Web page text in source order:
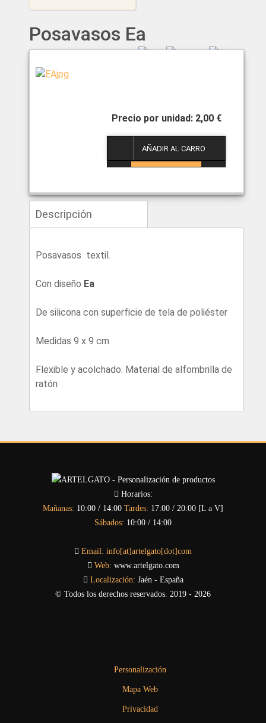
Posavasos Ea
2,00 €
Descripción
Posavasos textil.
Con diseño Ea
De silicona con superficie de tela de poliéster
Medidas 9 x 9 cm
Flexible y acolchado. Material de alfombrilla de
ratón
Horarios:
Mañanas: 10:00 / 14:00 Tardes: 17:00 / 20:00 [L a V]
Sábados: 10:00 / 14:00
Email: info[at]artelgato[dot]com
Web: www.artelgato.com
Localización: Jaén - España
© Todos los derechos reservados. 2019 - 2026
Personalización
Mapa Web
Privacidad